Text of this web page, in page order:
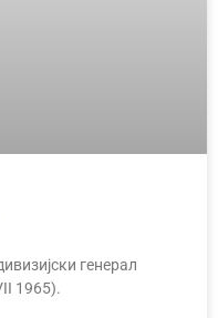
генерал
1965).